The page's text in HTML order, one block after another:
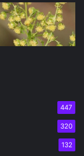
447
320
132